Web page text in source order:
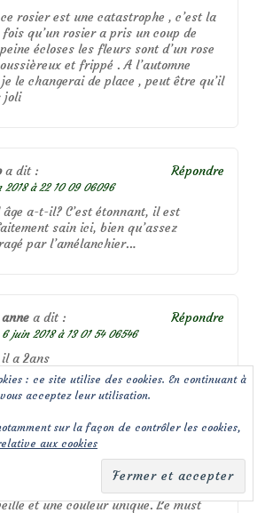
rosier est une catastrophe , c’est la
qu’un rosier a pris un coup de
écloses les fleurs sont d’un rose
et frippé . A l’automne
le changerai de place , peut être qu’il
joli
a dit :
2018 à 22 10 09 06096
âge a-t-il? C’est étonnant, il est
sain ici, bien qu’assez
par l’amélanchier…
Répondre
anne a dit :
6 juin 2018 à 13 01 54 06546
il a 2ans
Répondre
:
à 21 09 43 06436
m’a donné une bouture l’année
et je découvre sa floraison cette année.
et une couleur unique. Le must
Répondre
: ce site utilise des cookies. En continuant à
acceptez leur utilisation.
sur la façon de contrôler les cookies,
aux cookies